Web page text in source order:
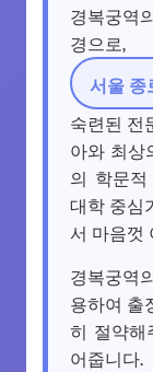
경복궁역
경으로,
서울 종
숙련된 전
아와 최상
의 학문
대학 중심
서 마음껏
경복궁역
용하여 출
히 절약
어줍니다.